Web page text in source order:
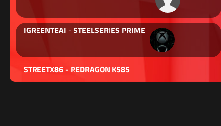
IGREENTEAI - STEELSERIES PRIME
STREETX86 - REDRAGON K585